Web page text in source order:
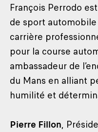
François Perrodo
de sport
carrière
pour la course
ambassadeur de
du Mans en alliant
humilité et
Pierre Fillon,